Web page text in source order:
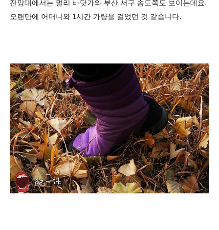
전망대에서는 멀리 바닷가와 부산 서구 송도쪽도 보이는데요.
오랜만에 어머니와 1시간 가량을 걸었던 것 같습니다.